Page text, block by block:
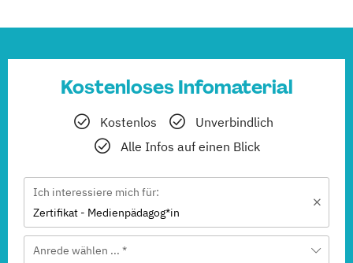
Kostenloses Infomaterial
Kostenlos
Unverbindlich
Alle Infos auf einen Blick
Ich interessiere mich für:
Zertifikat - Medienpädagog*in
Anrede wählen ... *